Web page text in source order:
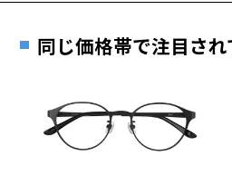
28.9g
※着脱式サングラス：デモレンズ、アタッチメ
タイプ
す。
もっと見る
お近くのZoff実店舗にて度数を測
その際は記入用紙をダウンロード
ダウンロ
同じ価格帯で注目さ